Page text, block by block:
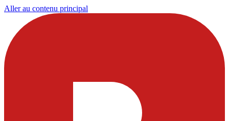
Aller au contenu principal